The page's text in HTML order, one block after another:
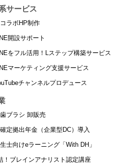
サービス
ラボHP制作
開設サポート
をフル活用！Lステップ構築サービス
マーケティング支援サービス
チャンネルプロデュース
ブラシ 卸販売
定拠出年金（企業型DC）導入
士向けeラーニング「With DH」
！ブレインアナリスト認定講座